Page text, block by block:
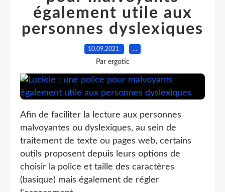
également utile aux
personnes dyslexiques
10.09.2021 …
Par ergotic
Afin de faciliter la lecture aux personnes
malvoyantes ou dyslexiques, au sein de
traitement de texte ou pages web, certains
outils proposent depuis leurs options de
choisir la police et taille des caractères
(basique) mais également de régler